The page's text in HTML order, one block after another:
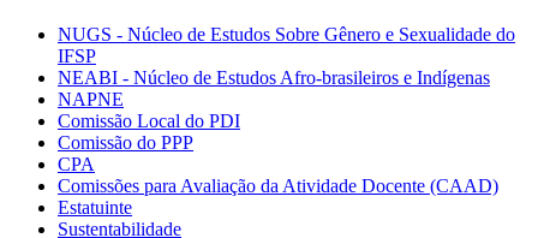
NUGS - Núcleo de Estudos Sobre Gênero e Sexualidade do
IFSP
NEABI - Núcleo de Estudos Afro-brasileiros e Indígenas
NAPNE
Comissão Local do PDI
Comissão do PPP
CPA
Comissões para Avaliação da Atividade Docente (CAAD)
Estatuinte
Sustentabilidade